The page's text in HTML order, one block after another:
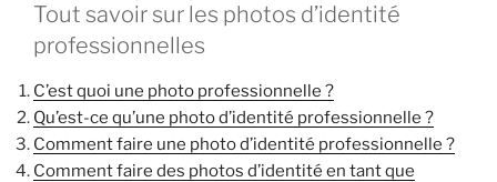
Tout savoir sur les photos d’identité
professionnelles
C’est quoi une photo professionnelle ?
Qu’est-ce qu’une photo d’identité professionnelle ?
Comment faire une photo d’identité professionnelle ?
Comment faire des photos d’identité en tant que